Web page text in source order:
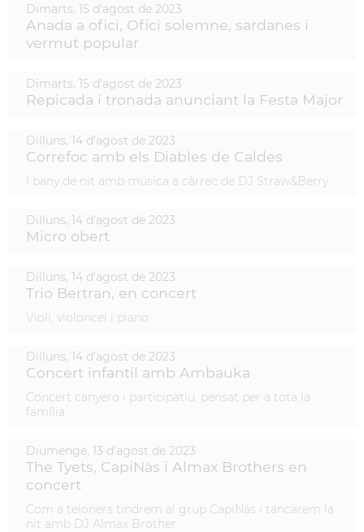
Dimarts, 15 d'agost de 2023
Anada a ofici, Ofici solemne, sardanes i
vermut popular
Dimarts, 15 d'agost de 2023
Repicada i tronada anunciant la Festa Major
Dilluns, 14 d'agost de 2023
Correfoc amb els Diables de Caldes
I bany de nit amb música a càrrec de DJ Straw&Berry
Dilluns, 14 d'agost de 2023
Micro obert
Dilluns, 14 d'agost de 2023
Trio Bertran, en concert
Violí, violoncel i piano
Dilluns, 14 d'agost de 2023
Concert infantil amb Ambauka
Concert canyero i participatiu, pensat per a tota la
família
Diumenge, 13 d'agost de 2023
The Tyets, CapiNàs i Almax Brothers en
concert
Com a teloners tindrem al grup CapiNàs i tancarem la
nit amb DJ Almax Brother